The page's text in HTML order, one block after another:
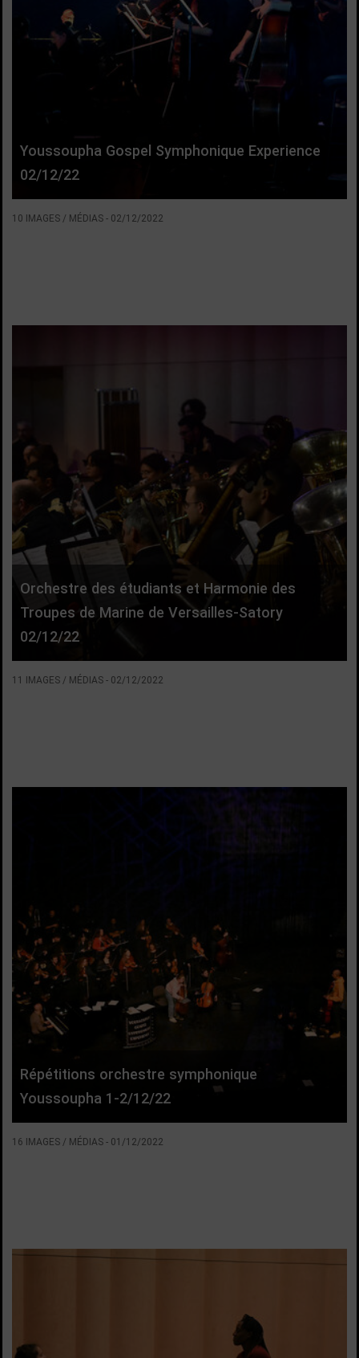
10 IMAGES / MÉDIAS - 02/12/2022
Youssoupha Gospel Symphonique Experience
02/12/22
11 IMAGES / MÉDIAS - 02/12/2022
Orchestre des étudiants et Harmonie des
Troupes de Marine de Versailles-Satory
02/12/22
16 IMAGES / MÉDIAS - 01/12/2022
Répétitions orchestre symphonique
Youssoupha 1-2/12/22